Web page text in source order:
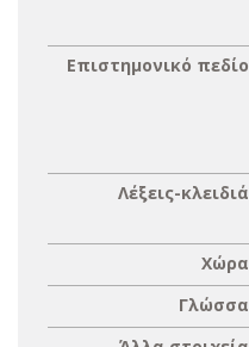
Επιστημονικό πεδίο
Λέξεις-κλειδιά
Χώρα
Γλώσσα